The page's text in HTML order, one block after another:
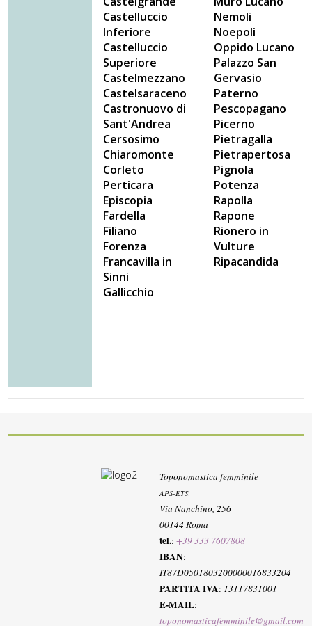
Castelluccio
Inferiore
Castelluccio
Superiore
Castelmezzano
Castelsaraceno
Castronuovo di
Sant'Andrea
Cersosimo
Chiaromonte
Corleto
Perticara
Episcopia
Fardella
Filiano
Forenza
Francavilla in
Sinni
Gallicchio
Nemoli
Noepoli
Oppido Lucano
Palazzo San
Gervasio
Paterno
Pescopagano
Picerno
Pietragalla
Pietrapertosa
Pignola
Potenza
Rapolla
Rapone
Rionero in
Vulture
Ripacandida
Toponomastica femminile
APS-ETS:
Via Nanchino, 256
00144 Roma
tel.:+39 333 7607808
IBAN:
IT87D0501803200000016833204
PARTITA IVA: 13117831001
E-MAIL:
toponomasticafemminile@gmail.com